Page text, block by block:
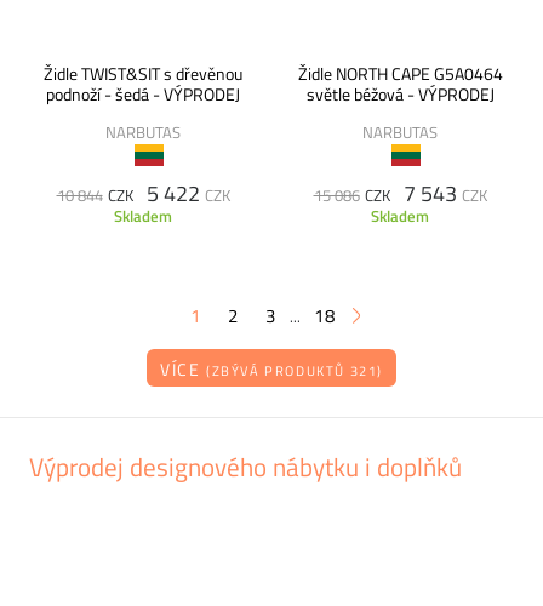
Židle TWIST&SIT s dřevěnou
podnoží - šedá - VÝPRODEJ
NARBUTAS
10 844 CZK 5 422 CZK
Skladem
Židle NORTH CAPE G5A0464
světle béžová - VÝPRODEJ
NARBUTAS
15 086 CZK 7 543 CZK
Skladem
1 2 3 ... 18
VÍCE (ZBÝVÁ PRODUKTŮ 321)
Výprodej designového nábytku i doplňků